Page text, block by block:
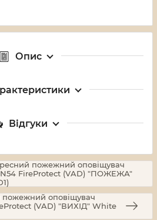
Опис
Відгуки
пожежний оповіщувач
FireProtect (VAD) "ПОЖЕЖА"
оповіщувач
(VAD) "ВИХІД" White